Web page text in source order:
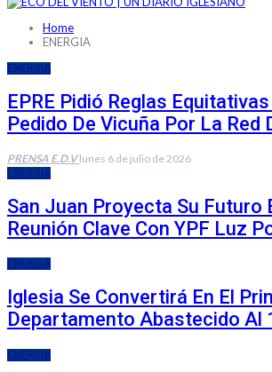
Home
ENERGIA
ENERGIA
EPRE Pidió Reglas Equitativas
Pedido De Vicuña Por La Red
PRENSA E.D.Vlunes 6 de julio de 2026
ENERGIA
San Juan Proyecta Su Futuro
Reunión Clave Con YPF Luz
ENERGIA
Iglesia Se Convertirá En El
Departamento Abastecido Al
ENERGIA